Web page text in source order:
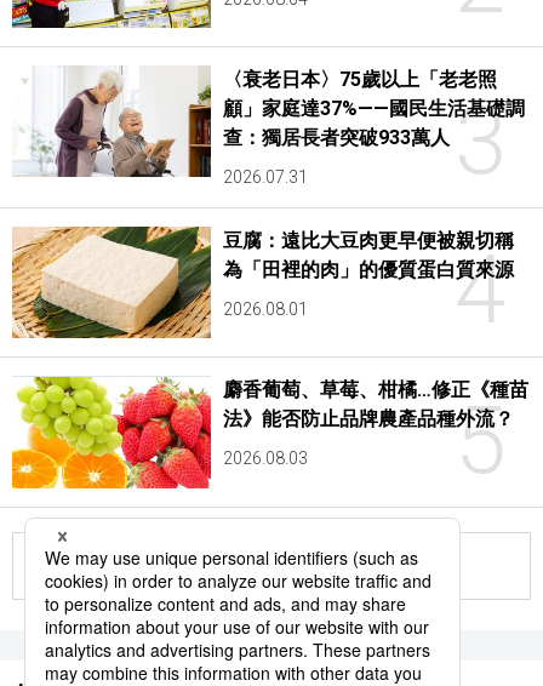
3
〈衰老日本〉75歲以上「老老照
顧」家庭達37%——國民生活基礎調
查：獨居長者突破933萬人
2026.07.31
4
豆腐：遠比大豆肉更早便被親切稱
為「田裡的肉」的優質蛋白質來源
2026.08.01
5
麝香葡萄、草莓、柑橘…修正《種苗
法》能否防止品牌農產品種外流？
2026.08.03
更多